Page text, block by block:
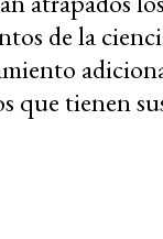
de la
que tienen